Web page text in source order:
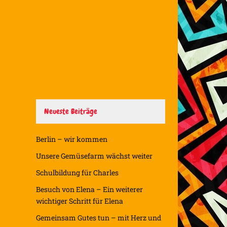
Neueste Beiträge
Berlin – wir kommen
Unsere Gemüsefarm wächst weiter
Schulbildung für Charles
Besuch von Elena – Ein weiterer
wichtiger Schritt für Elena
Gemeinsam Gutes tun – mit Herz und